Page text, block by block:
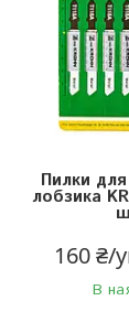
Пилки
лобзика
160 ₴/
В